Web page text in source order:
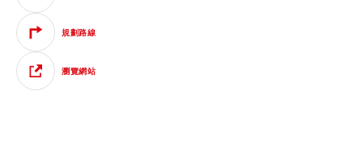
規劃路線
瀏覽網站